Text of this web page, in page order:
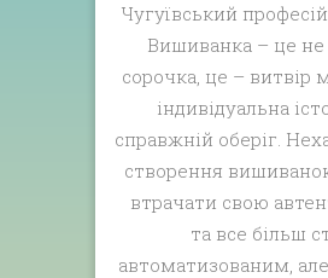
Чугуївський
Вишиванка – це не
сорочка, це – витвір
індивідуальна
справжній оберіг.
створення
втрачати свою
та все більш
автоматизованим,